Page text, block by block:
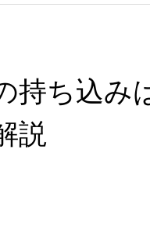
持ち込み
説